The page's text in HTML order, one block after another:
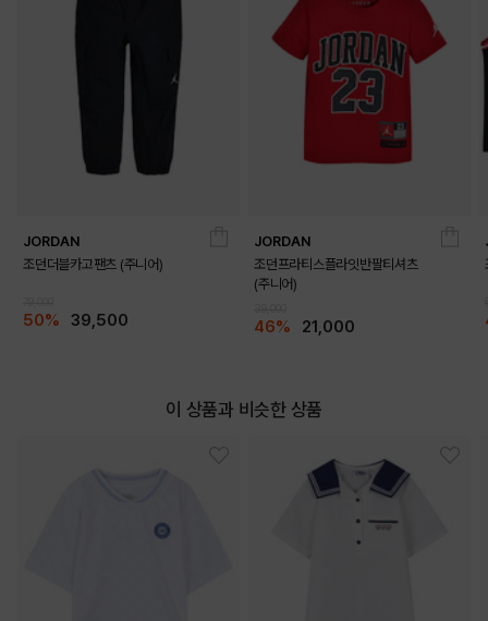
JORDAN
조던더블카고팬츠 (주니어)
50% 39,500
JORDAN
조던프라티스플라잇반팔티셔츠
(주니어)
46% 21,000
이 상품과 비슷한 상품